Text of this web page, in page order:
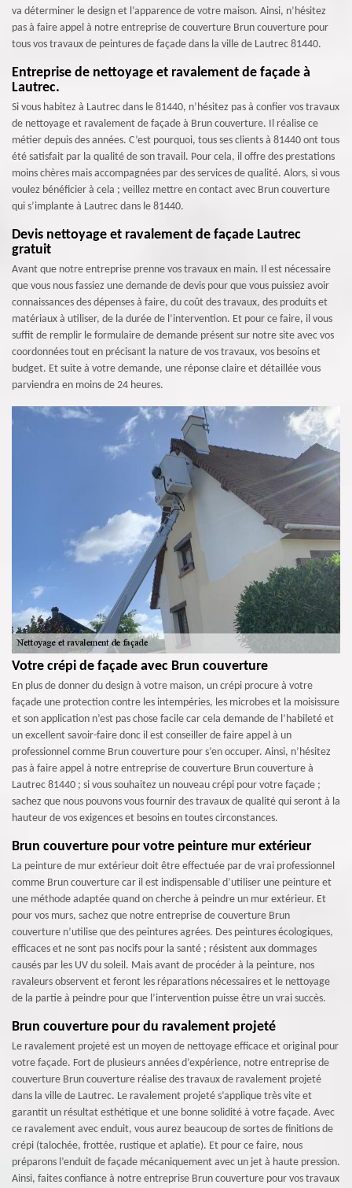
va déterminer le design et l’apparence de votre maison. Ainsi, n’hésitez
pas à faire appel à notre entreprise de couverture Brun couverture pour
tous vos travaux de peintures de façade dans la ville de Lautrec 81440.
Entreprise de nettoyage et ravalement de façade à
Lautrec.
Si vous habitez à Lautrec dans le 81440, n’hésitez pas à confier vos travaux
de nettoyage et ravalement de façade à Brun couverture. Il réalise ce
métier depuis des années. C’est pourquoi, tous ses clients à 81440 ont tous
été satisfait par la qualité de son travail. Pour cela, il offre des prestations
moins chères mais accompagnées par des services de qualité. Alors, si vous
voulez bénéficier à cela ; veillez mettre en contact avec Brun couverture
qui s’implante à Lautrec dans le 81440.
Devis nettoyage et ravalement de façade Lautrec
gratuit
Avant que notre entreprise prenne vos travaux en main. Il est nécessaire
que vous nous fassiez une demande de devis pour que vous puissiez avoir
connaissances des dépenses à faire, du coût des travaux, des produits et
matériaux à utiliser, de la durée de l’intervention. Et pour ce faire, il vous
suffit de remplir le formulaire de demande présent sur notre site avec vos
coordonnées tout en précisant la nature de vos travaux, vos besoins et
budget. Et suite à votre demande, une réponse claire et détaillée vous
parviendra en moins de 24 heures.
Votre crépi de façade avec Brun couverture
En plus de donner du design à votre maison, un crépi procure à votre
façade une protection contre les intempéries, les microbes et la moisissure
et son application n’est pas chose facile car cela demande de l’habileté et
un excellent savoir-faire donc il est conseiller de faire appel à un
professionnel comme Brun couverture pour s’en occuper. Ainsi, n’hésitez
pas à faire appel à notre entreprise de couverture Brun couverture à
Lautrec 81440 ; si vous souhaitez un nouveau crépi pour votre façade ;
sachez que nous pouvons vous fournir des travaux de qualité qui seront à la
hauteur de vos exigences et besoins en toutes circonstances.
Brun couverture pour votre peinture mur extérieur
La peinture de mur extérieur doit être effectuée par de vrai professionnel
comme Brun couverture car il est indispensable d’utiliser une peinture et
une méthode adaptée quand on cherche à peindre un mur extérieur. Et
pour vos murs, sachez que notre entreprise de couverture Brun
couverture n’utilise que des peintures agrées. Des peintures écologiques,
efficaces et ne sont pas nocifs pour la santé ; résistent aux dommages
causés par les UV du soleil. Mais avant de procéder à la peinture, nos
ravaleurs observent et feront les réparations nécessaires et le nettoyage
de la partie à peindre pour que l’intervention puisse être un vrai succès.
Brun couverture pour du ravalement projeté
Le ravalement projeté est un moyen de nettoyage efficace et original pour
votre façade. Fort de plusieurs années d’expérience, notre entreprise de
couverture Brun couverture réalise des travaux de ravalement projeté
dans la ville de Lautrec. Le ravalement projeté s’applique très vite et
garantit un résultat esthétique et une bonne solidité à votre façade. Avec
ce ravalement avec enduit, vous aurez beaucoup de sortes de finitions de
crépi (talochée, frottée, rustique et aplatie). Et pour ce faire, nous
préparons l’enduit de façade mécaniquement avec un jet à haute pression.
Ainsi, faites confiance à notre entreprise Brun couverture pour vos travaux